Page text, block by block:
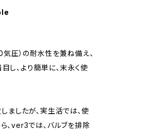
圧）の耐水性を兼ね備え、
し、より簡単に、末永く使
ましたが、実生活では、使
、ver3では、バルブを排除